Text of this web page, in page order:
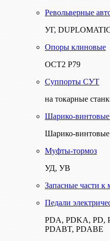
Револьверные
УГ,
Опоры клиновые
ОСТ2 Р79
Суппорты СУТ
на токарные
Шарико-винтовые
Шарико-винтовые
Муфты-тормоз
УД, УВ
Запасные части к
Педали
PDA, PDKA, PD,
PDABT, PDABE